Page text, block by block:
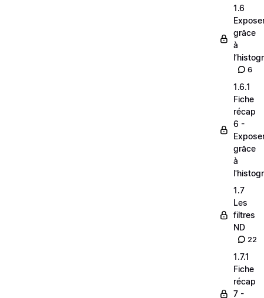
1.6
grâce
à
6
1.6.1
Fiche
récap
6 -
grâce
à
1.7
Les
filtres
ND
22
1.7.1
Fiche
récap
7 -